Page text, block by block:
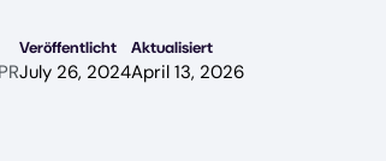
Veröffentlicht
July 26, 2024
Aktualisiert
April 13, 2026